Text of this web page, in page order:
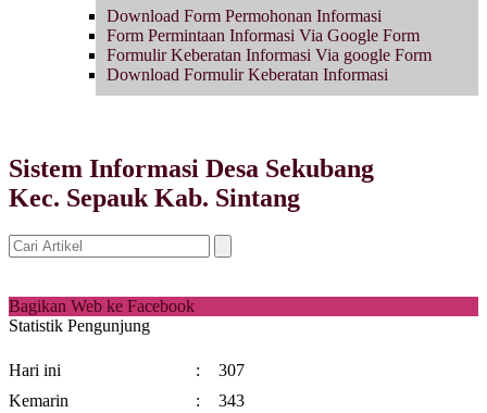
Download Form Permohonan Informasi
Form Permintaan Informasi Via Google Form
Formulir Keberatan Informasi Via google Form
Download Formulir Keberatan Informasi
Sistem Informasi Desa Sekubang
Kec. Sepauk Kab. Sintang
Bagikan Web ke Facebook
Statistik Pengunjung
Hari ini :
307
Kemarin
: 343